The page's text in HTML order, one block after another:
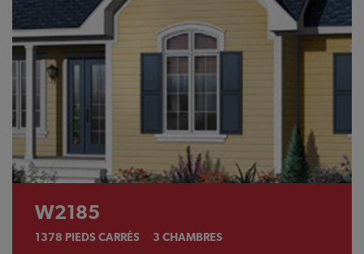
W2185
1378 PIEDS CARRÉS 3 CHAMBRES